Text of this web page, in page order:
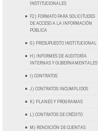
INSTITUCIONALES
F2) FORMATO PARA SOLICITUDES
DE ACCESO A LA INFORMACIÓN
PÚBLICA
G) PRESUPUESTO INSTITUCIONAL
H) INFORMES DE AUDITORÍA
INTERNAS Y GUBERNAMENTALES
I) CONTRATOS
J) CONTRATOS INCUMPLIDOS
K) PLANES Y PROGRAMAS
L) CONTRATOS DE CRÉDITO
M) RENDICIÓN DE CUENTAS